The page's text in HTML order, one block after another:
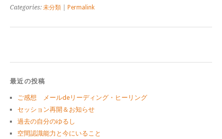
Categories: 未分類 Permalink
最近の投稿
ご感想 メールdeリーディング・ヒーリング
セッション再開＆お知らせ
過去の自分のゆるし
空間認識能力と今にいること